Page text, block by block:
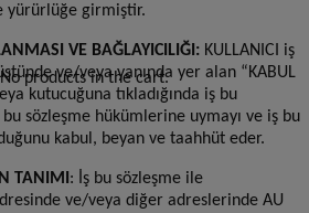
No products in the cart.
yürürlüğe girmiştir.
VE BAĞLAYICILIĞI: KULLANICI iş
ve/veya yanında yer alan “KABUL
kutucuğuna tıkladığında iş bu
sözleşme hükümlerine uymayı ve iş bu
kabul, beyan ve taahhüt eder.
TANIMI: İş bu sözleşme ile
ve/veya diğer adreslerinde AU